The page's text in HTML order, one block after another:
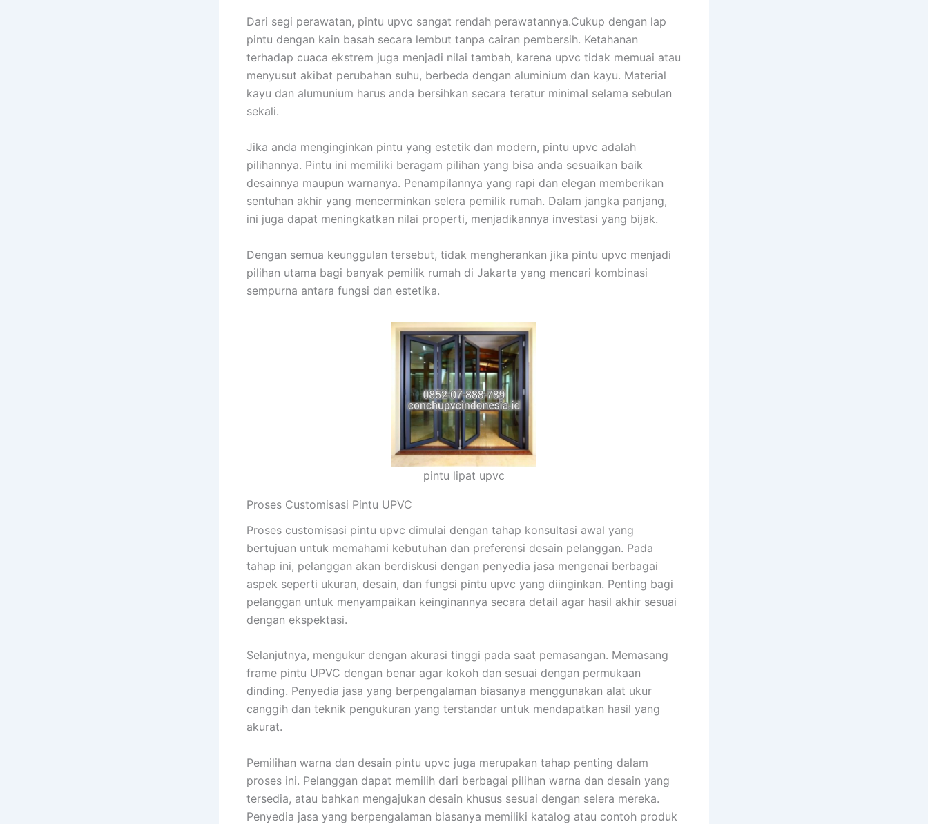
Dari segi perawatan, pintu upvc sangat rendah perawatannya.Cukup dengan lap
pintu dengan kain basah secara lembut tanpa cairan pembersih. Ketahanan
terhadap cuaca ekstrem juga menjadi nilai tambah, karena upvc tidak memuai atau
menyusut akibat perubahan suhu, berbeda dengan aluminium dan kayu. Material
kayu dan alumunium harus anda bersihkan secara teratur minimal selama sebulan
sekali.
Jika anda menginginkan pintu yang estetik dan modern, pintu upvc adalah
pilihannya. Pintu ini memiliki beragam pilihan yang bisa anda sesuaikan baik
desainnya maupun warnanya. Penampilannya yang rapi dan elegan memberikan
sentuhan akhir yang mencerminkan selera pemilik rumah. Dalam jangka panjang,
ini juga dapat meningkatkan nilai properti, menjadikannya investasi yang bijak.
Dengan semua keunggulan tersebut, tidak mengherankan jika pintu upvc menjadi
pilihan utama bagi banyak pemilik rumah di Jakarta yang mencari kombinasi
sempurna antara fungsi dan estetika.
pintu lipat upvc
Proses Customisasi Pintu UPVC
Proses customisasi pintu upvc dimulai dengan tahap konsultasi awal yang
bertujuan untuk memahami kebutuhan dan preferensi desain pelanggan. Pada
tahap ini, pelanggan akan berdiskusi dengan penyedia jasa mengenai berbagai
aspek seperti ukuran, desain, dan fungsi pintu upvc yang diinginkan. Penting bagi
pelanggan untuk menyampaikan keinginannya secara detail agar hasil akhir sesuai
dengan ekspektasi.
Selanjutnya, mengukur dengan akurasi tinggi pada saat pemasangan. Memasang
frame pintu UPVC dengan benar agar kokoh dan sesuai dengan permukaan
dinding. Penyedia jasa yang berpengalaman biasanya menggunakan alat ukur
canggih dan teknik pengukuran yang terstandar untuk mendapatkan hasil yang
akurat.
Pemilihan warna dan desain pintu upvc juga merupakan tahap penting dalam
proses ini. Pelanggan dapat memilih dari berbagai pilihan warna dan desain yang
tersedia, atau bahkan mengajukan desain khusus sesuai dengan selera mereka.
Penyedia jasa yang berpengalaman biasanya memiliki katalog atau contoh produk